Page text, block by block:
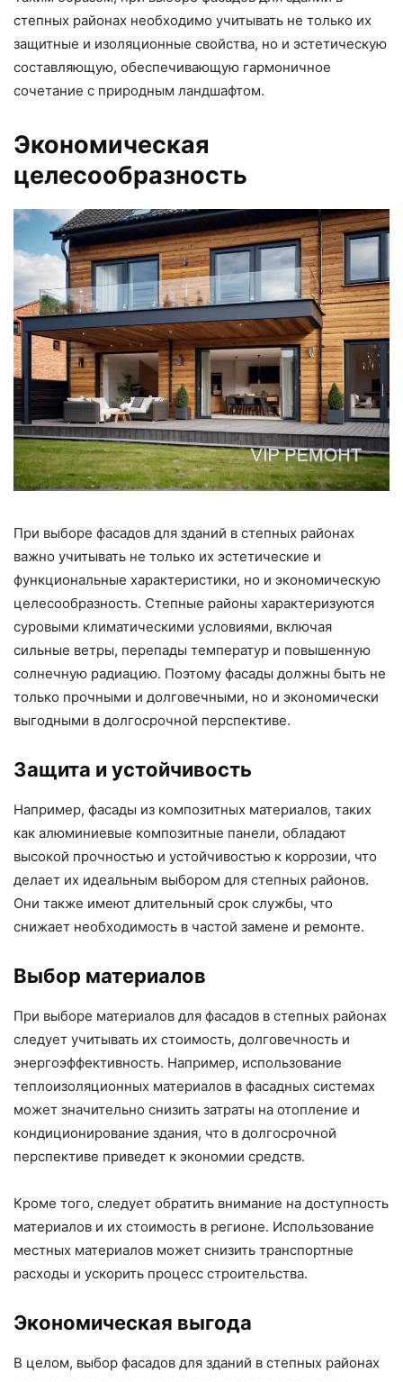
степных районах необходимо учитывать не только их
защитные и изоляционные свойства, но и эстетическую
составляющую, обеспечивающую гармоничное
сочетание с природным ландшафтом.
Экономическая
целесообразность
При выборе фасадов для зданий в степных районах
важно учитывать не только их эстетические и
функциональные характеристики, но и экономическую
целесообразность. Степные районы характеризуются
суровыми климатическими условиями, включая
сильные ветры, перепады температур и повышенную
солнечную радиацию. Поэтому фасады должны быть не
только прочными и долговечными, но и экономически
выгодными в долгосрочной перспективе.
Защита и устойчивость
Например, фасады из композитных материалов, таких
как алюминиевые композитные панели, обладают
высокой прочностью и устойчивостью к коррозии, что
делает их идеальным выбором для степных районов.
Они также имеют длительный срок службы, что
снижает необходимость в частой замене и ремонте.
Выбор материалов
При выборе материалов для фасадов в степных районах
следует учитывать их стоимость, долговечность и
энергоэффективность. Например, использование
теплоизоляционных материалов в фасадных системах
может значительно снизить затраты на отопление и
кондиционирование здания, что в долгосрочной
перспективе приведет к экономии средств.
Кроме того, следует обратить внимание на доступность
материалов и их стоимость в регионе. Использование
местных материалов может снизить транспортные
расходы и ускорить процесс строительства.
Экономическая выгода
В целом, выбор фасадов для зданий в степных районах